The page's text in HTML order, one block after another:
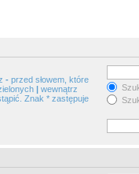
- przed słowem, które
| wewnątrz
Znak * zastępuje